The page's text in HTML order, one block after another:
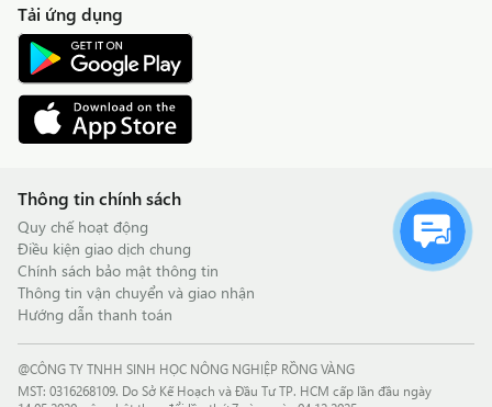
Tải ứng dụng
Thông tin chính sách
Quy chế hoạt động
Điều kiện giao dịch chung
Chính sách bảo mật thông tin
Thông tin vận chuyển và giao nhận
Hướng dẫn thanh toán
@CÔNG TY TNHH SINH HỌC NÔNG NGHIỆP RỒNG VÀNG
MST: 0316268109. Do Sở Kế Hoạch và Đầu Tư TP. HCM cấp lần đầu ngày